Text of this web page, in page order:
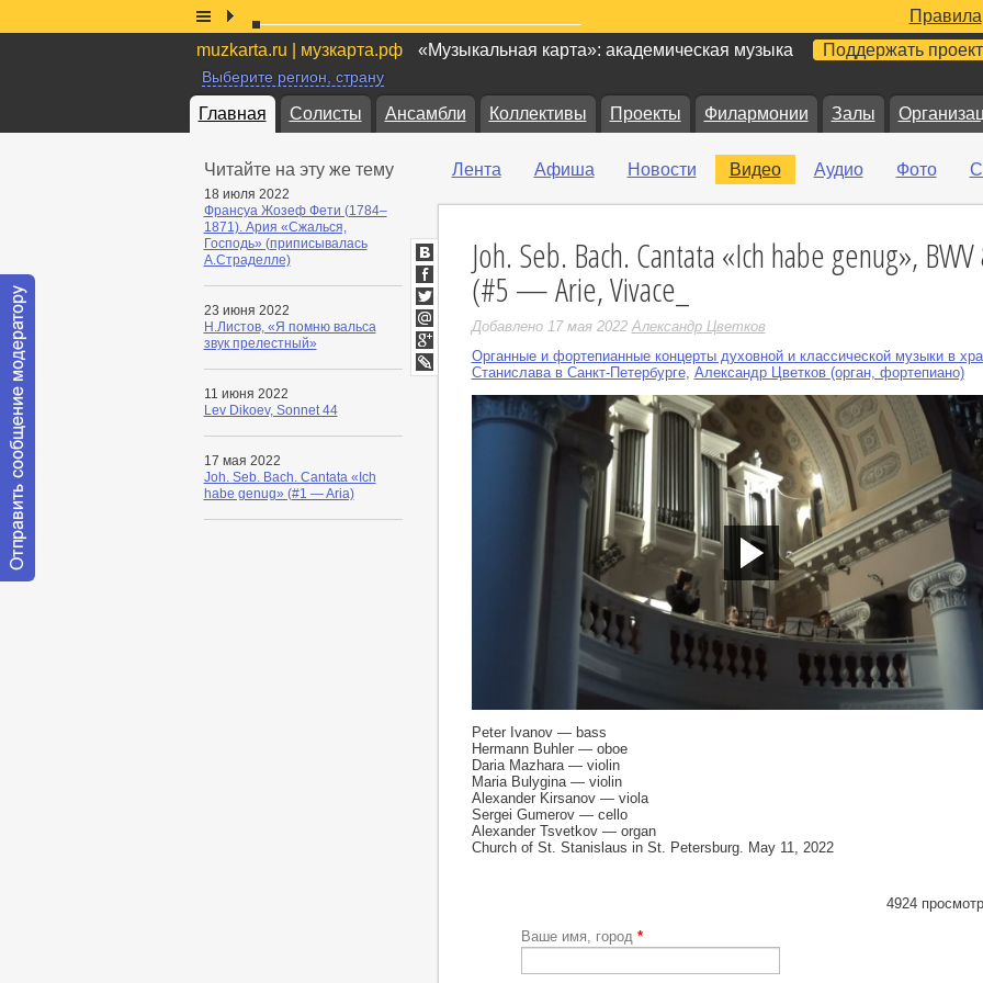
Правила
muzkarta.ru | музкарта.рф
«Музыкальная карта»: академическая музыка Поддержать проект
Выберите регион, страну
Главная Солисты Ансамбли Коллективы Проекты Филармонии Залы
Читайте на эту же тему
18 июля 2022
Франсуа Жозеф Фети (1784–
1871). Ария «Сжалься,
Господь» (приписывалась
А.Страделле)
23 июня 2022
Н.Листов, «Я помню вальса
звук прелестный»
11 июня 2022
Lev Dikoev, Sonnet 44
17 мая 2022
Joh. Seb. Bach. Cantata «Ich
habe genug» (#1 — Aria)
Лента Афиша Новости Видео Аудио Фото
Joh. Seb. Bach. Cantata «Ich habe genug»,
(#5 — Arie, Vivace_
Добавлено 17 мая 2022Александр Цветков
Органные и фортепианные концерты духовной и классической музыки в
Станислава в Санкт-Петербурге, Александр Цветков (орган, фортепиано)
Peter Ivanov — bass
Hermann Buhler — oboe
Daria Mazhara — violin
Maria Bulygina — violin
Alexander Kirsanov — viola
Sergei Gumerov — cello
Alexander Tsvetkov — organ
Church of St. Stanislaus in St. Petersburg. May 11, 2022
ВКонтакте
Facebook
Twitter
Мой
Мир
Google+
LiveJournal
4924
Ваше имя, город *